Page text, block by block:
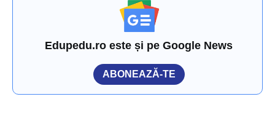
Edupedu.ro este și pe Google News
ABONEAZĂ-TE